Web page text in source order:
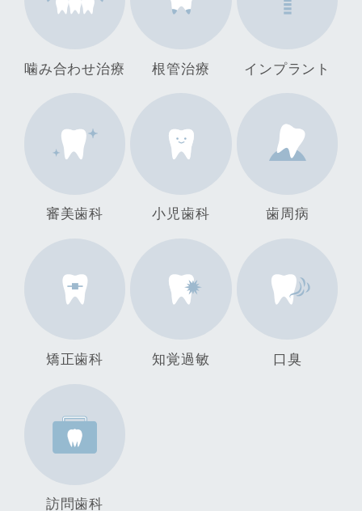
噛み合わせ治療 根管治療 インプラント
審美歯科 小児歯科 歯周病
矯正歯科 知覚過敏 口臭
訪問歯科